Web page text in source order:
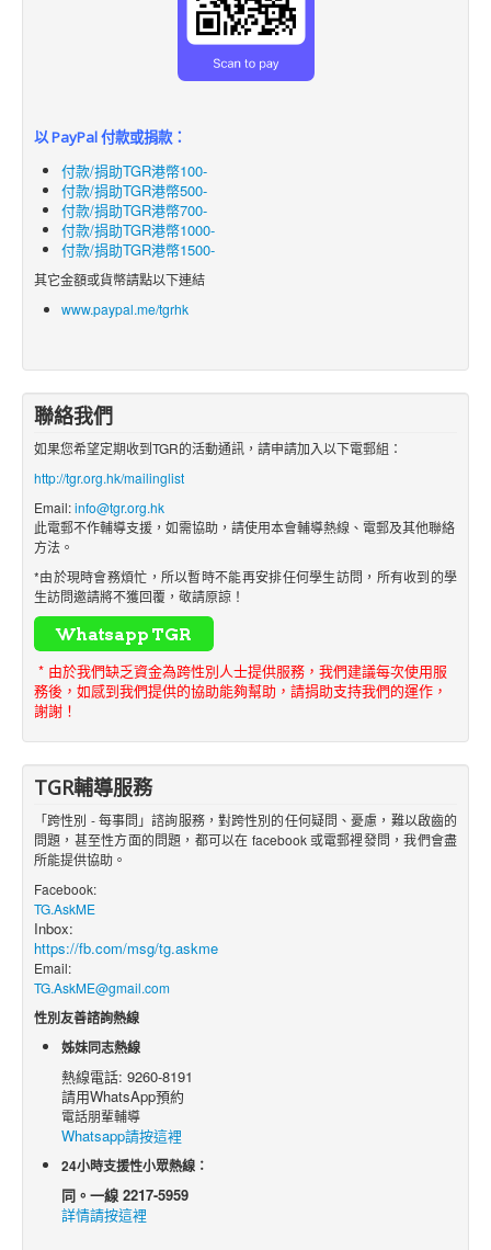
以 PayPal 付款或捐款：
付款/捐助TGR港幣100-
付款/捐助TGR港幣500-
付款/捐助TGR港幣700-
付款/捐助TGR港幣1000-
付款/捐助TGR港幣1500-
其它金額或貨幣請點以下連結
www.paypal.me/tgrhk
聯絡我們
如果您希望定期收到TGR的活動通訊，請申請加入以下電郵組：
http://tgr.org.hk/mailinglist
Email:info@tgr.org.hk
此電郵不作輔導支援，如需協助，請使用本會輔導熱線、電郵及其他聯絡
方法。
*由於現時會務煩忙，所以暫時不能再安排任何學生訪問，所有收到的學
生訪問邀請將不獲回覆，敬請原諒！
* 由於我們缺乏資金為跨性別人士提供服務，我們建議每次使用服
務後，如感到我們提供的協助能夠幫助，請捐助支持我們的運作，
謝謝！
TGR輔導服務
「跨性別 - 每事問」諮詢服務，對跨性別的任何疑問、憂慮，難以啟齒的
問題，甚至性方面的問題，都可以在 facebook 或電郵裡發問，我們會盡
所能提供協助。
Facebook:
TG.AskME
Inbox:
https://fb.com/msg/tg.askme
Email:
TG.AskME@gmail.com
性別友善諮詢熱線
姊妹同志熱線
熱線電話: 9260-8191
請用WhatsApp預約
電話朋輩輔導
Whatsapp請按這裡
24小時支援性小眾熱線：
同。一線 2217-5959
詳情請按這裡